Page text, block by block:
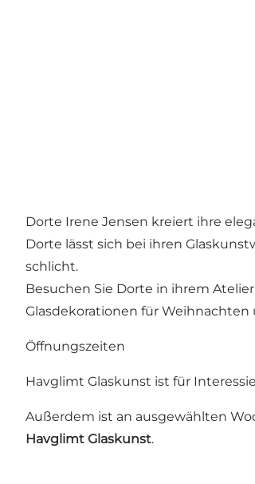
Dorte Irene Jensen kreiert ihre
Dorte lässt sich bei ihren
schlicht.
Besuchen Sie Dorte in ihrem
Glasdekorationen für Weihnachten
Öffnungszeiten
Havglimt Glaskunst ist für
Außerdem ist an ausgewählten
Havglimt Glaskunst.